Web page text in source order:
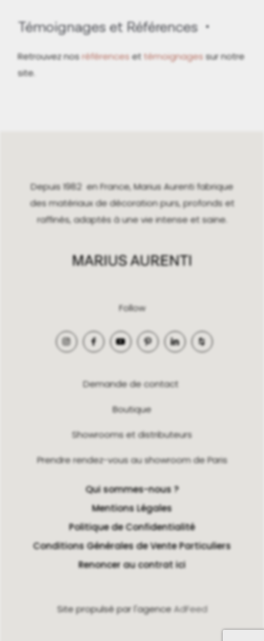
Témoignages et Références
Retrouvez nosréférencesettémoignagessur notre
site.
Depuis 1982 en France, Marius Aurenti fabrique
des matériaux de décoration purs, profonds et
raffinés, adaptés à une vie intense et saine.
Follow
Demande de contact
Boutique
Showrooms et distributeurs
Prendre rendez-vous au showroom de Paris
Qui sommes-nous ?
Mentions Légales
Politique de Confidentialité
Conditions Générales de Vente Particuliers
Renoncer au contrat ici
Site propulsé par l'agenceAdFeed